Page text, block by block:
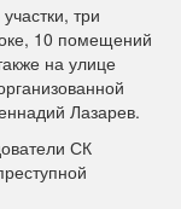
три
10 помещений
на улице
Лазарев.
СК